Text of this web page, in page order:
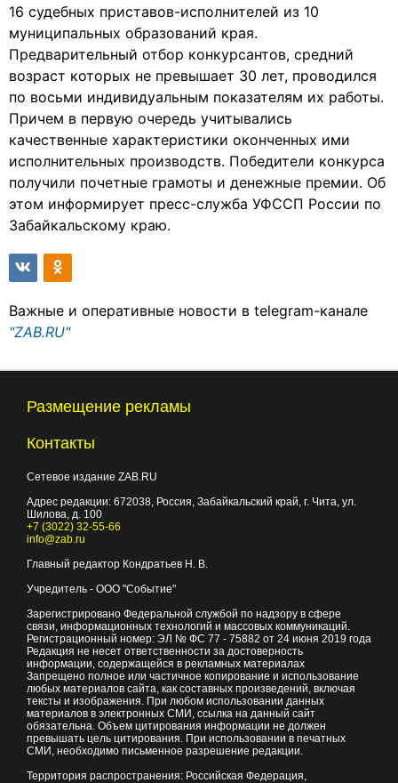
16 судебных приставов-исполнителей из 10
муниципальных образований края.
Предварительный отбор конкурсантов, средний
возраст которых не превышает 30 лет, проводился
по восьми индивидуальным показателям их работы.
Причем в первую очередь учитывались
качественные характеристики оконченных ими
исполнительных производств. Победители конкурса
получили почетные грамоты и денежные премии. Об
этом информирует пресс-служба УФССП России по
Забайкальскому краю.
Важные и оперативные новости в telegram-канале
"ZAB.RU"
Размещение рекламы
Контакты
Сетевое издание ZAB.RU
Адрес редакции: 672038, Россия, Забайкальский край, г. Чита, ул.
Шилова, д. 100
+7 (3022) 32-55-66
info@zab.ru
Главный редактор Кондратьев Н. В.
Учредитель - ООО "Событие"
Зарегистрировано Федеральной службой по надзору в сфере
связи, информационных технологий и массовых коммуникаций.
Регистрационный номер: ЭЛ № ФС 77 - 75882 от 24 июня 2019 года
Редакция не несет ответственности за достоверность
информации, содержащейся в рекламных материалах
Запрещено полное или частичное копирование и использование
любых материалов сайта, как составных произведений, включая
тексты и изображения. При любом использовании данных
материалов в электронных СМИ, ссылка на данный сайт
обязательна. Объем цитирования информации не должен
превышать цель цитирования. При использовании в печатных
СМИ, необходимо письменное разрешение редакции.
Территория распространения: Российская Федерация,